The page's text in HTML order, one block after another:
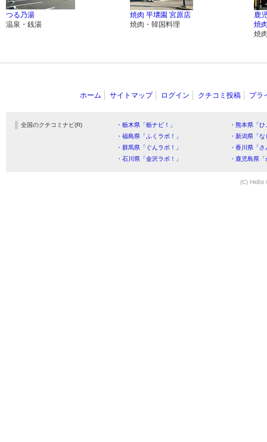
つる乃湯
温泉・銭湯
焼肉 平壌園 宮原店
焼肉・韓国料理
鹿
焼
焼
ホーム サイトマップ ログイン クチコミ投稿 プラ
全国のクチコミナビ(R) ・栃木県「栃ナビ！」
・熊本県「
・福島県「ふくラボ！」
・新潟県「
・群馬県「ぐんラボ！」
・香川県「
・石川県「金沢ラボ！」
・鹿児島県
(C) HitBit